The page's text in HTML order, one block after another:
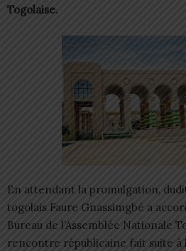
Togolaise.
En attendant la promulgation,
togolais Faure Gnassimgbé a
Bureau de l’Assemblée Nationale
rencontre républicaine fait suite à